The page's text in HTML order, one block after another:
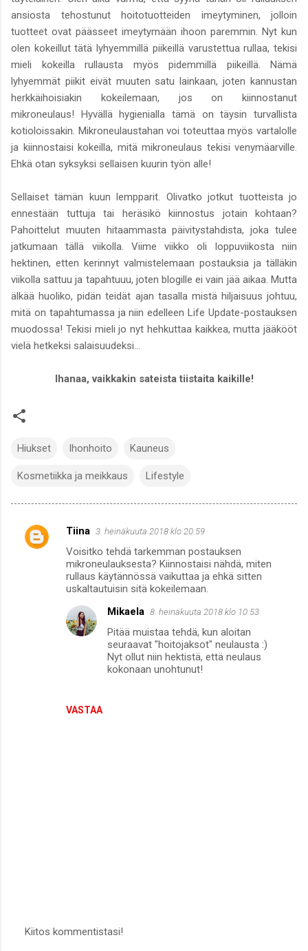
ansiosta tehostunut hoitotuotteiden imeytyminen, jolloin
tuotteet ovat päässeet imeytymään ihoon paremmin. Nyt kun
olen kokeillut tätä lyhyemmillä piikeillä varustettua rullaa, tekisi
mieli kokeilla rullausta myös pidemmillä piikeillä. Nämä
lyhyemmät piikit eivät muuten satu lainkaan, joten kannustan
herkkäihoisiakin kokeilemaan, jos on kiinnostanut
mikroneulaus! Hyvällä hygienialla tämä on täysin turvallista
kotioloissakin. Mikroneulaustahan voi toteuttaa myös vartalolle
ja kiinnostaisi kokeilla, mitä mikroneulaus tekisi venymäarville.
Ehkä otan syksyksi sellaisen kuurin työn alle!
Sellaiset tämän kuun lempparit. Olivatko jotkut tuotteista jo
ennestään tuttuja tai heräsikö kiinnostus jotain kohtaan?
Pahoittelut muuten hitaammasta päivitystahdista, joka tulee
jatkumaan tällä viikolla. Viime viikko oli loppuviikosta niin
hektinen, etten kerinnyt valmistelemaan postauksia ja tälläkin
viikolla sattuu ja tapahtuuu, joten blogille ei vain jää aikaa. Mutta
älkää huoliko, pidän teidät ajan tasalla mistä hiljaisuus johtuu,
mitä on tapahtumassa ja niin edelleen Life Update-postauksen
muodossa! Tekisi mieli jo nyt hehkuttaa kaikkea, mutta jääkööt
vielä hetkeksi salaisuudeksi...
Ihanaa, vaikkakin sateista tiistaita kaikille!
Hiukset Ihonhoito Kauneus
Kosmetiikka ja meikkaus Lifestyle
K
Tiina 3. heinäkuuta 2018 klo 20.59
Voisitko tehdä tarkemman postauksen
mikroneulauksesta? Kiinnostaisi nähdä, miten
rullaus käytännössä vaikuttaa ja ehkä sitten
uskaltautuisin sitä kokeilemaan.
VASTAA
Mikaela 8. heinäkuuta 2018 klo 10.53
Pitää muistaa tehdä, kun aloitan
seuraavat "hoitojaksot" neulausta :)
Nyt ollut niin hektistä, että neulaus
kokonaan unohtunut!
Kiitos kommentistasi!